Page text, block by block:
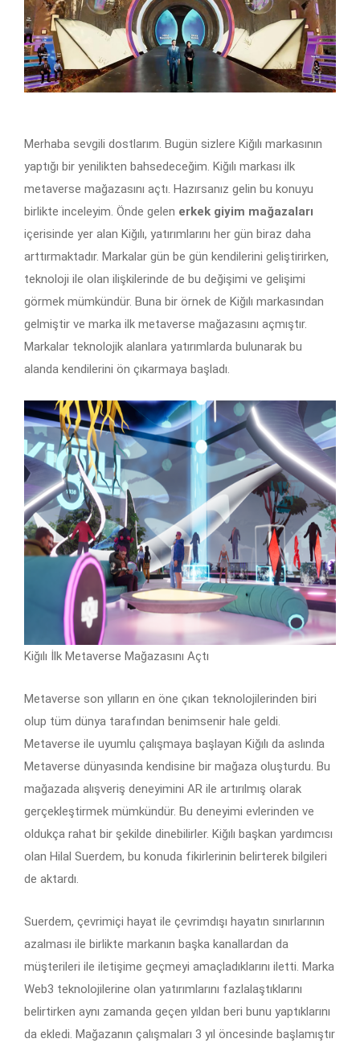
Merhaba sevgili dostlarım. Bugün sizlere Kiğılı markasının
yaptığı bir yenilikten bahsedeceğim. Kiğılı markası ilk
metaverse mağazasını açtı. Hazırsanız gelin bu konuyu
birlikte inceleyim. Önde gelen erkek giyim mağazaları
içerisinde yer alan Kiğılı, yatırımlarını her gün biraz daha
arttırmaktadır. Markalar gün be gün kendilerini geliştirirken,
teknoloji ile olan ilişkilerinde de bu değişimi ve gelişimi
görmek mümkündür. Buna bir örnek de Kiğılı markasından
gelmiştir ve marka ilk metaverse mağazasını açmıştır.
Markalar teknolojik alanlara yatırımlarda bulunarak bu
alanda kendilerini ön çıkarmaya başladı.
Kiğılı İlk Metaverse Mağazasını Açtı
Metaverse son yılların en öne çıkan teknolojilerinden biri
olup tüm dünya tarafından benimsenir hale geldi.
Metaverse ile uyumlu çalışmaya başlayan Kiğılı da aslında
Metaverse dünyasında kendisine bir mağaza oluşturdu. Bu
mağazada alışveriş deneyimini AR ile artırılmış olarak
gerçekleştirmek mümkündür. Bu deneyimi evlerinden ve
oldukça rahat bir şekilde dinebilirler. Kiğılı başkan yardımcısı
olan Hilal Suerdem, bu konuda fikirlerinin belirterek bilgileri
de aktardı.
Suerdem, çevrimiçi hayat ile çevrimdışı hayatın sınırlarının
azalması ile birlikte markanın başka kanallardan da
müşterileri ile iletişime geçmeyi amaçladıklarını iletti. Marka
Web3 teknolojilerine olan yatırımlarını fazlalaştıklarını
belirtirken aynı zamanda geçen yıldan beri bunu yaptıklarını
da ekledi. Mağazanın çalışmaları 3 yıl öncesinde başlamıştır